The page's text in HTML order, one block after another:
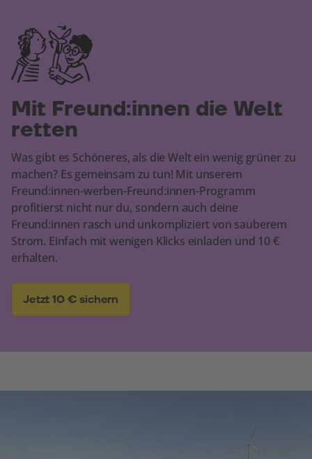
Mit Freund:innen die Welt
retten
Was gibt es Schöneres, als die Welt ein wenig grüner zu
machen? Es gemeinsam zu tun! Mit unserem
Freund:innen-werben-Freund:innen-Programm
profitierst nicht nur du, sondern auch deine
Freund:innen rasch und unkompliziert von sauberem
Strom. Einfach mit wenigen Klicks einladen und 10 €
erhalten.
Jetzt 10 € sichern